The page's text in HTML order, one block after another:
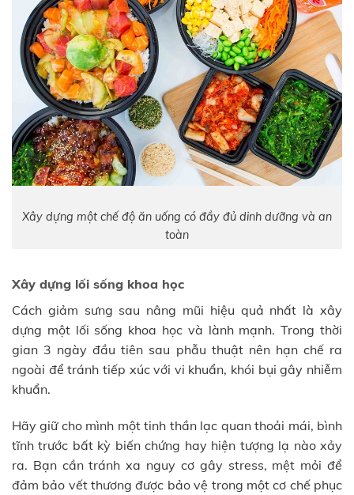
Xây dựng một chế độ ăn uống có đầy đủ dinh dưỡng và an
toàn
Xây dựng lối sống khoa học
Cách giảm sưng sau nâng mũi hiệu quả nhất là xây
dựng một lối sống khoa học và lành mạnh. Trong thời
gian 3 ngày đầu tiên sau phẫu thuật nên hạn chế ra
ngoài để tránh tiếp xúc với vi khuẩn, khói bụi gây nhiễm
khuẩn.
Hãy giữ cho mình một tinh thần lạc quan thoải mái, bình
tĩnh trước bất kỳ biến chứng hay hiện tượng lạ nào xảy
ra. Bạn cần tránh xa nguy cơ gây stress, mệt mỏi để
đảm bảo vết thương được bảo vệ trong một cơ chế phục